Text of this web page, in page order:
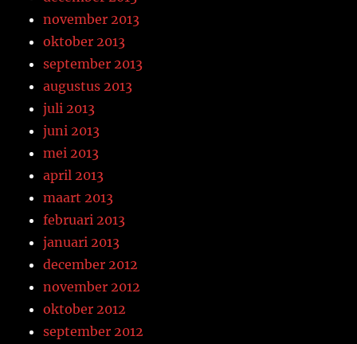
november 2013
oktober 2013
september 2013
augustus 2013
juli 2013
juni 2013
mei 2013
april 2013
maart 2013
februari 2013
januari 2013
december 2012
november 2012
oktober 2012
september 2012